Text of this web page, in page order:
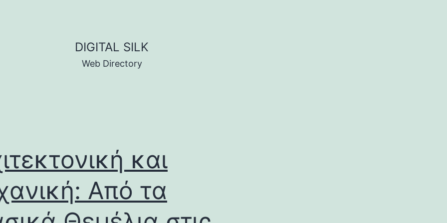
DIGITAL SILK
Web Directory
και
Από τα